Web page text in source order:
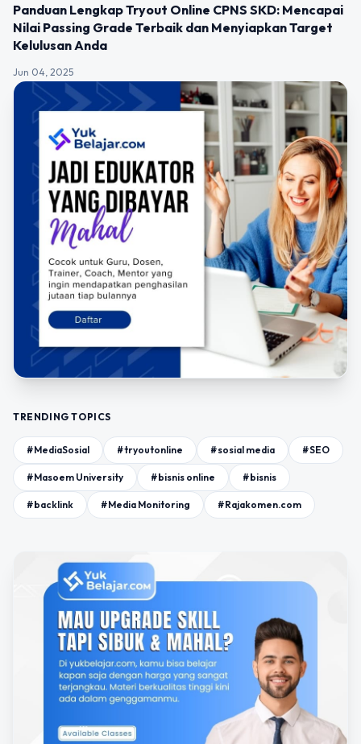
Panduan Lengkap Tryout Online CPNS SKD: Mencapai
Nilai Passing Grade Terbaik dan Menyiapkan Target
Kelulusan Anda
Jun 04, 2025
TRENDING TOPICS
#MediaSosial #tryoutonline #sosial media #SEO
#Masoem University #bisnis online #bisnis
#backlink #Media Monitoring #Rajakomen.com